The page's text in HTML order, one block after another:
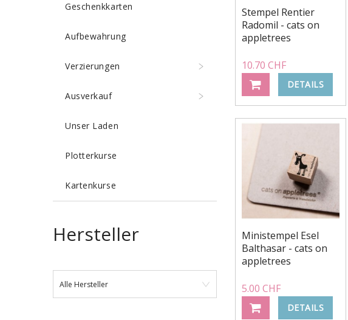
Stempel Rentier
Radomil - cats on
appletrees
10.70 CHF
DETAILS
Ministempel Esel
Balthasar - cats on
appletrees
5.00 CHF
DETAILS
Geschenkkarten
Aufbewahrung
Verzierungen
Ausverkauf
Unser Laden
Plotterkurse
Kartenkurse
Hersteller
Alle Hersteller